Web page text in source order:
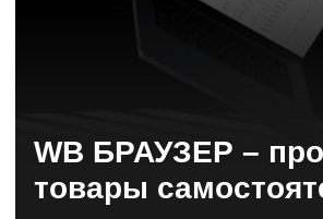
Агентство MP RATING сделает всё за вас
“под ключ”: массовые выкупы,
организация отзывов, повышение
рейтинга, уникальные банковские карты,